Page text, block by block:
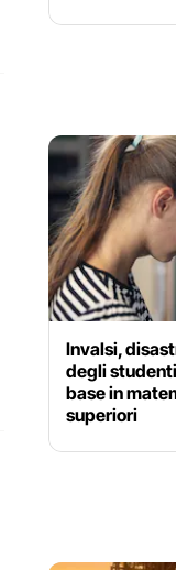
Invalsi,
degli
base in
superiori